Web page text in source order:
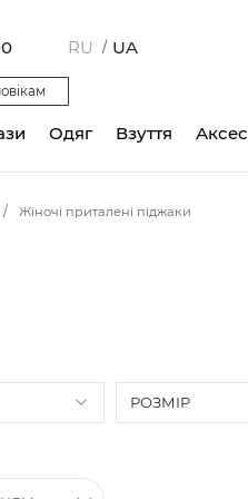
RU / UA
Одяг Взуття
Жіночі приталені піджаки
РОЗМІР